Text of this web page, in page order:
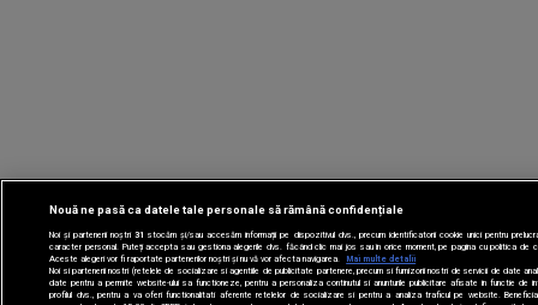
Nouă ne pasă ca datele tale personale să rămână confidențiale
Noi și partenerii noștri31 stocăm și/sau accesăm informații pe dispozitivul dvs., precum identificatorii cookie unici pentru
caracter personal. Puteți accepta sau gestiona alegerile dvs. făcând clic mai jos sau în orice moment, pe pagina cu politica de
Aceste alegeri vor fi raportate partenerilor noștri și nu vă vor afecta navigarea.
Mai multe detalii
Noi si partenerii nostri (retelele de socializare si agentiile de publicitate partenere, precum si furnizorii nostri de servicii de date
date pentru a permite website-ului sa functioneze, pentru a personaliza continutul si anunturile publicitare afisate in functie de
profilul dvs., pentru a va oferi functionalitati aferente retelelor de socializare si pentru a analiza traficul pe website.